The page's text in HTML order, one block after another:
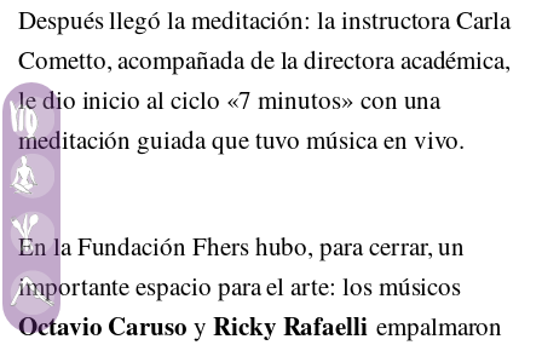
Después llegó la meditación: la instructora Carla
Cometto, acompañada de la directora académica,
le dio inicio al ciclo «7 minutos» con una
meditación guiada que tuvo música en vivo.
En la Fundación Fhers hubo, para cerrar, un
importante espacio para el arte: los músicos
Octavio Caruso y Ricky Rafaelli empalmaron
Alimentación
Movimiento